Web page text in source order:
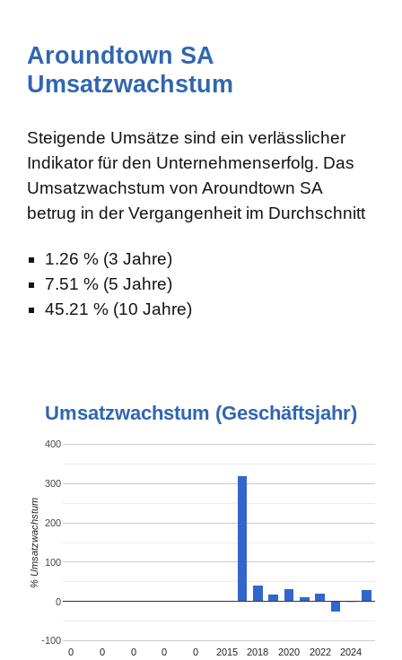
Aroundtown SA
Umsatzwachstum
Steigende Umsätze sind ein verlässlicher
Indikator für den Unternehmenserfolg. Das
Umsatzwachstum von Aroundtown SA
betrug in der Vergangenheit im Durchschnitt
1.26 % (3 Jahre)
7.51 % (5 Jahre)
45.21 % (10 Jahre)
Umsatzwachstum (Geschäftsjahr)
0
0
0
0
0
2015
2018
2020
2022
2024
-100
0
100
200
300
400
% Umsatzwachstum